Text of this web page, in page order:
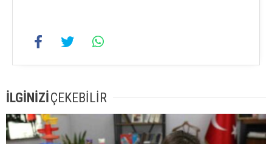
İLGİNİZİÇEKEBİLİR